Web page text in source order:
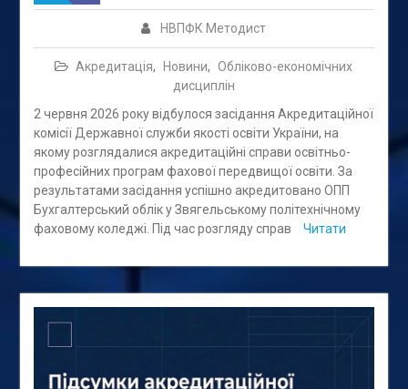
НВПФК Методист
Акредитація, Новини, Обліково-економічних
дисциплін
2 червня 2026 року відбулося засідання Акредитаційної
комісії Державної служби якості освіти України, на
якому розглядалися акредитаційні справи освітньо-
професійних програм фахової передвищої освіти. За
результатами засідання успішно акредитовано ОПП
Бухгалтерський облік у Звягельському політехнічному
фаховому коледжі. Під час розгляду справ
Читати